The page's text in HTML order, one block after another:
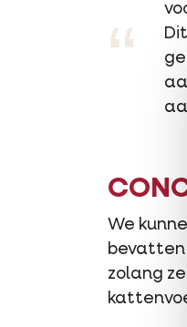
“
We
bevatten
zolang